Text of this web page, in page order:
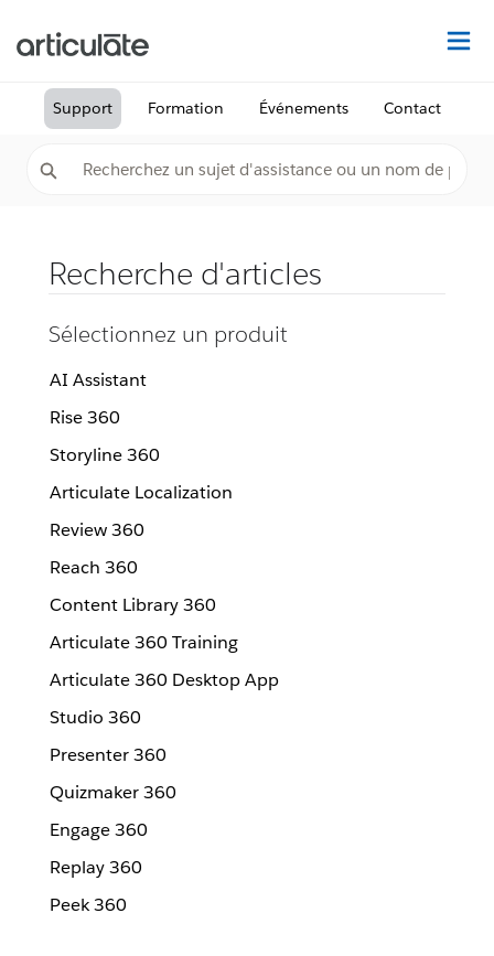
Support Formation Événements Contact
Recherche d'articles
Sélectionnez un produit
AI Assistant
Rise 360
Storyline 360
Articulate Localization
Review 360
Reach 360
Content Library 360
Articulate 360 Training
Articulate 360 Desktop App
Studio 360
Presenter 360
Quizmaker 360
Engage 360
Replay 360
Peek 360